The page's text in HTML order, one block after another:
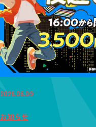
2026.06.09
お知らせ